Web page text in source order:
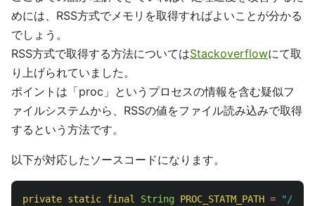
めには、RSS方式でメモリを取得すればよいことが分かる
でしょう。
RSS方式で取得する方法についてはStackoverflowにて取
り上げられていました。
ポイントは「proc」というプロセスの情報を含む疑似フ
ァイルシステムから、RSSの値をファイル読み込みで取得
するという方法です。
以下が対応したソースコードになります。
private static final String PROC_STATM_PATH =
"/